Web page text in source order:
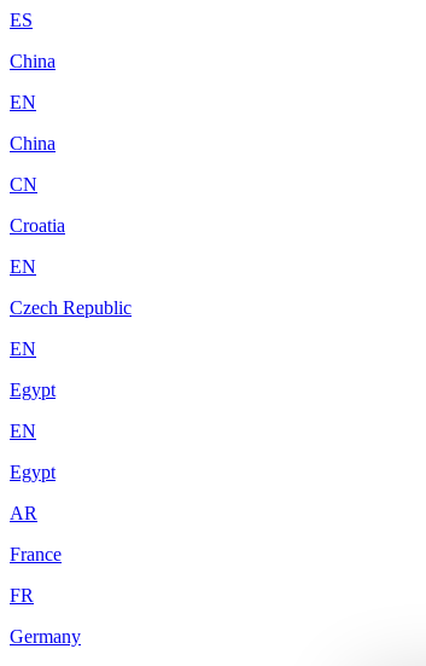
ES
China
EN
China
CN
Croatia
EN
Czech Republic
EN
Egypt
EN
Egypt
AR
France
FR
Germany